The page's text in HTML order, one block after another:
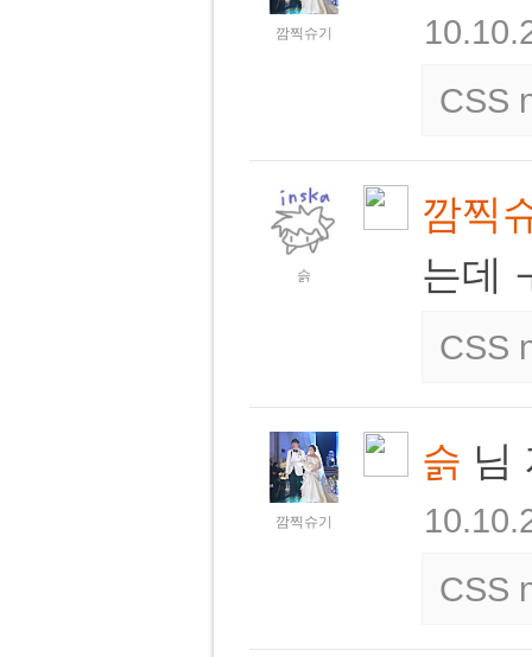
깜찍슈기
CSS
슭
깜찍
는데
CSS
깜찍슈기
슭 님
CSS